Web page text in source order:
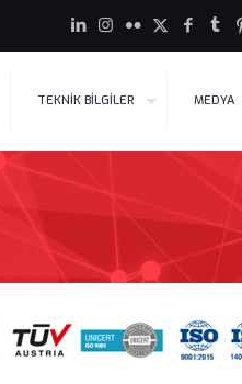
TEKNİK BİLGİLER MEDYA